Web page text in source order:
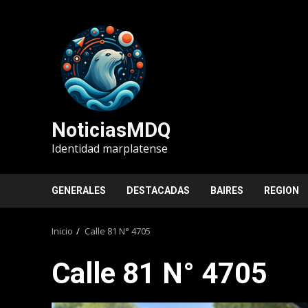
NoticiasMDQ
Identidad marplatense
GENERALES DESTACADAS BAIRES REGION
Inicio Calle 81 N° 4705
Calle 81 N° 4705